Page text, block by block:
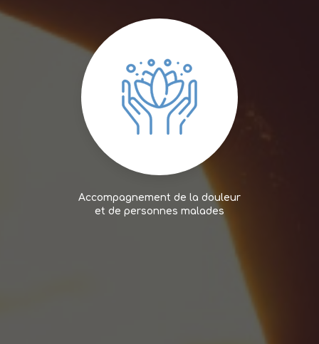
Accompagnement de la douleur
et de personnes malades